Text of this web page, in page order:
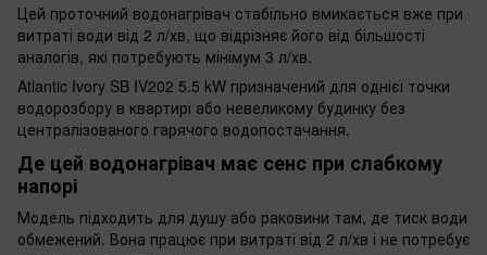
Цей проточний водонагрівач стабільно вмикається вже при
витраті води від 2 л/хв, що відрізняє його від більшості
аналогів, які потребують мінімум 3 л/хв.
Atlantic Ivory SB IV202 5.5 kW призначений для однієї точки
водорозбору в квартирі або невеликому будинку без
централізованого гарячого водопостачання.
Де цей водонагрівач має сенс при слабкому
напорі
Модель підходить для душу або раковини там, де тиск води
обмежений. Вона працює при витраті від 2 л/хв і не потребує